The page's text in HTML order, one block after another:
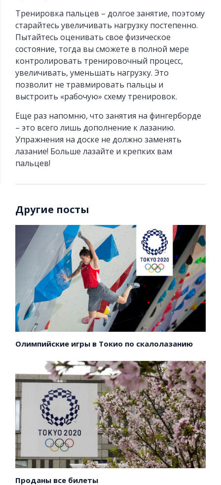
Тренировка пальцев – долгое занятие, поэтому
старайтесь увеличивать нагрузку постепенно.
Пытайтесь оценивать свое физическое
состояние, тогда вы сможете в полной мере
контролировать тренировочный процесс,
увеличивать, уменьшать нагрузку. Это
позволит не травмировать пальцы и
выстроить «рабочую» схему тренировок.
Еще раз напомню, что занятия на фингерборде
– это всего лишь дополнение к лазанию.
Упражнения на доске не должно заменять
лазание! Больше лазайте и крепких вам
пальцев!
Другие посты
Олимпийские игры в Токио по скалолазанию
Проданы все билеты